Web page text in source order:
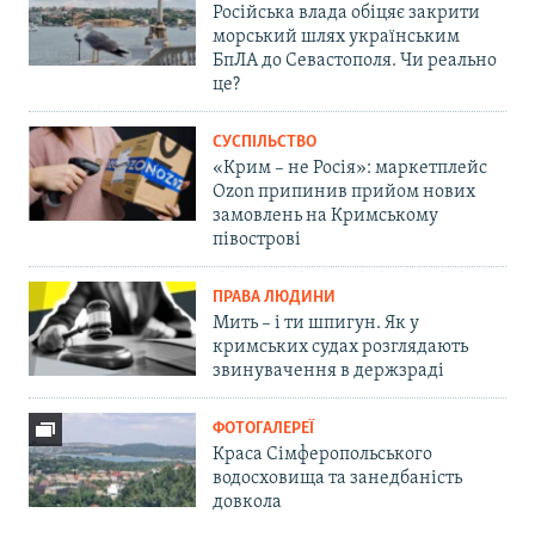
Російська влада обіцяє закрити
морський шлях українським
БпЛА до Севастополя. Чи реально
це?
СУСПІЛЬСТВО
«Крим – не Росія»: маркетплейс
Ozon припинив прийом нових
замовлень на Кримському
півострові
ПРАВА ЛЮДИНИ
Мить – і ти шпигун. Як у
кримських судах розглядають
звинувачення в держзраді
ФОТОГАЛЕРЕЇ
Краса Сімферопольського
водосховища та занедбаність
довкола